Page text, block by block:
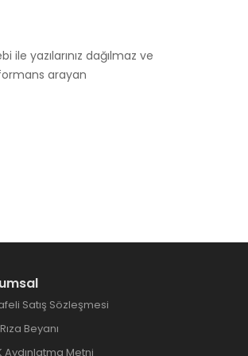
yazılarınız dağılmaz ve
arayan
Satış Sözleşmesi
Beyanı
Aydınlatma Metni